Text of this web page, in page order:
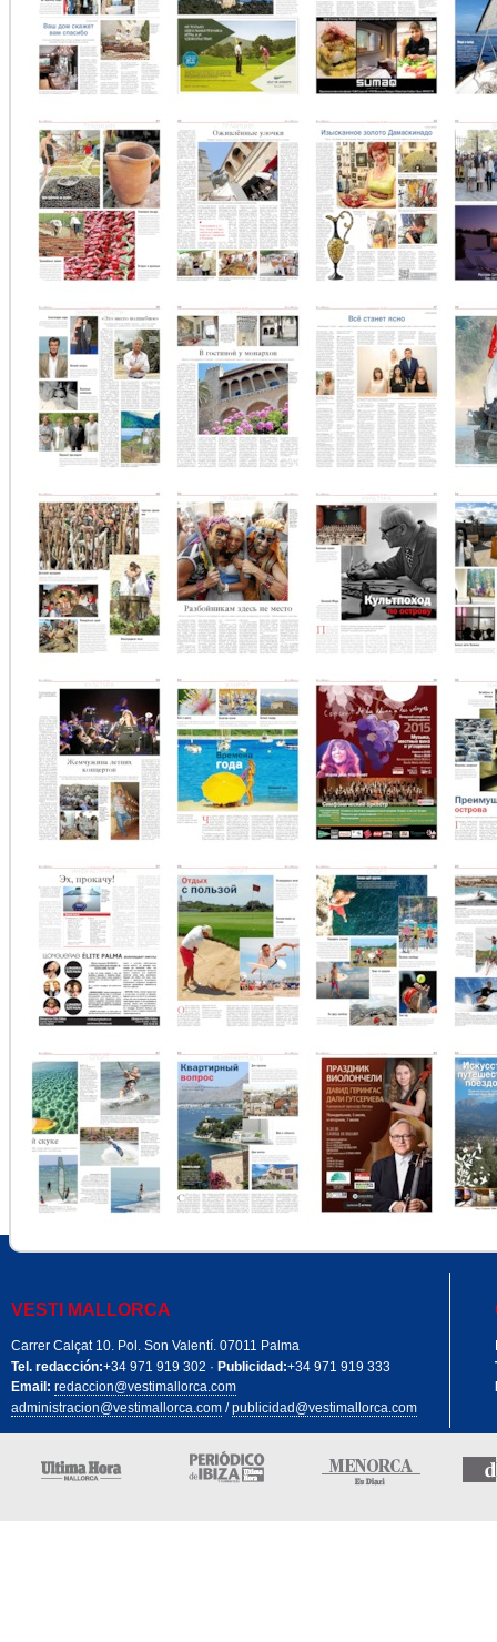
VESTI MALLORCA
Carrer Calçat 10. Pol. Son Valentí. 07011 Palma
Tel. redacción:+34 971 919 302 · Publicidad:+34 971 919 333
Email: redaccion@vestimallorca.com
administracion@vestimallorca.com/publicidad@vestimallorca.com
Edición Mallorca Periódico de Ibiza